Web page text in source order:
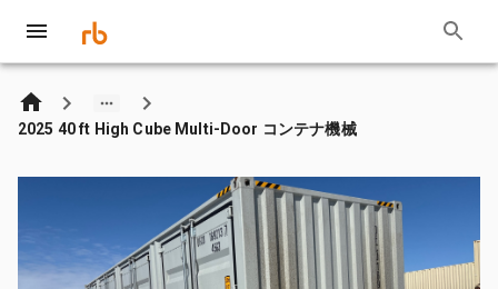
2025 40 ft High Cube Multi-Door コンテナ機械